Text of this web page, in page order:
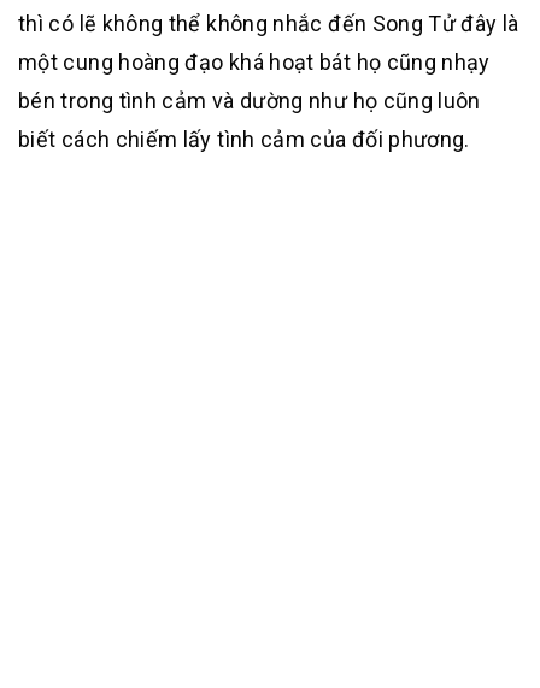
thì có lẽ không thể không nhắc đến Song Tử đây là
một cung hoàng đạo khá hoạt bát họ cũng nhạy
bén trong tình cảm và dường như họ cũng luôn
biết cách chiếm lấy tình cảm của đối phương.